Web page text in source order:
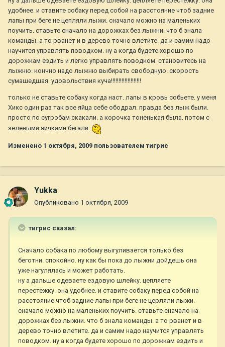
удобнее. и ставите собаку перед собой на расстояние чтоб задние
лапы при беге не цепляли лыжи. сначало можно на маленьких
поучить. ставьте сначало на дорожках без лыжни. что б знала
команды. а то рванет и в дерево точно влетите. да и самим надо
научится управлять поводком. ну а когда будете хорошо по
дорожкам ездить и легко управлять поводком. становитесь на
лыжню. кончно надо лыжню выбирать свободную. скорость
сумашедшая. удовольствия куча!!!!!!!!!!!!!!!!!!!!
только не ставьте собаку когда наст. лапы в кровь собьете. у меня
Хикс один раз так все яйца себе ободрал. правда без лыж были.
просто по сугробам скакали. а корочка тоненькая была. потом с
зелеными яичками бегали.
Изменено 1 октября, 2009 пользователем тигрис
Yukka
Опубликовано 1 октября, 2009
тигрис сказал:
Сначало собака по любому выгуливается только без
беготни. спокойно. ну как бы пока до лыжни дойдешь она
уже нагулялась и может работать.
ну а дальше одеваете ездовую шлейку. цепляете
перестежку. она удобнее. и ставите собаку перед собой на
расстояние чтоб задние лапы при беге не церляли лыжи.
сначало можно на маленьких поучить. ставьте сначало на
дорожках без лыжни. что б знала команды. а то рванет и в
дерево точно влетите. да и самим надо научится управлять
поводком. ну а когда будете хорошо по дорожкам ездить и